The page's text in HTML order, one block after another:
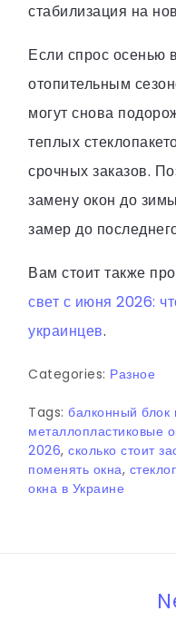
стабилизация на
Если спрос осенью
отопительным
могут снова
теплых
срочных заказов.
замену окон до
замер до
Вам стоит также
свет с июня 2026:
украинцев.
Categories: Разное
Tags: балконный блок
металлопластиковые
2026, сколько стоит
поменять окна,
окна в Украине